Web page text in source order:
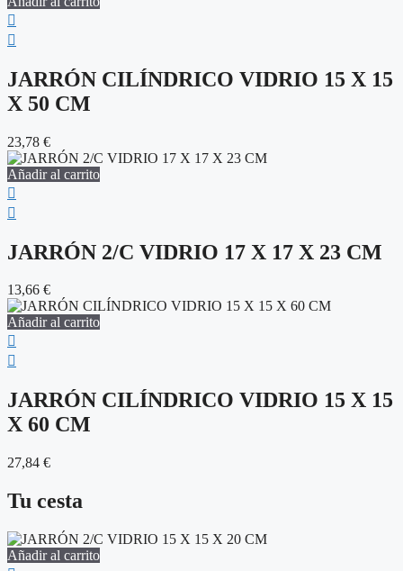
JARRÓN CILÍNDRICO VIDRIO 15 X 15
X 50 CM
23,78 €
Añadir al carrito
JARRÓN 2/C VIDRIO 17 X 17 X 23 CM
13,66 €
Añadir al carrito
JARRÓN CILÍNDRICO VIDRIO 15 X 15
X 60 CM
27,84 €
Tu cesta
Añadir al carrito